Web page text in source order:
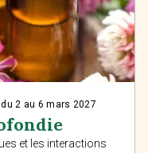
du 2 au 6 mars 2027
et les interactions